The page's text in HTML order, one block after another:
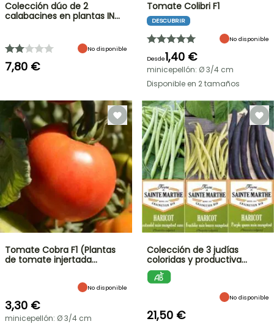
Colección dúo de 2
calabacines en plantas IN…
No disponible
7,80 €
Tomate Colibri F1
DESCUBRIR
No disponible
Desde1,40 €
minicepellón: Ø 3/4 cm
Disponible en 2 tamaños
Tomate Cobra F1 (Plantas
de tomate injertada…
No disponible
3,30 €
minicepellón: Ø 3/4 cm
Colección de 3 judías
coloridas y productiva…
No disponible
21,50 €